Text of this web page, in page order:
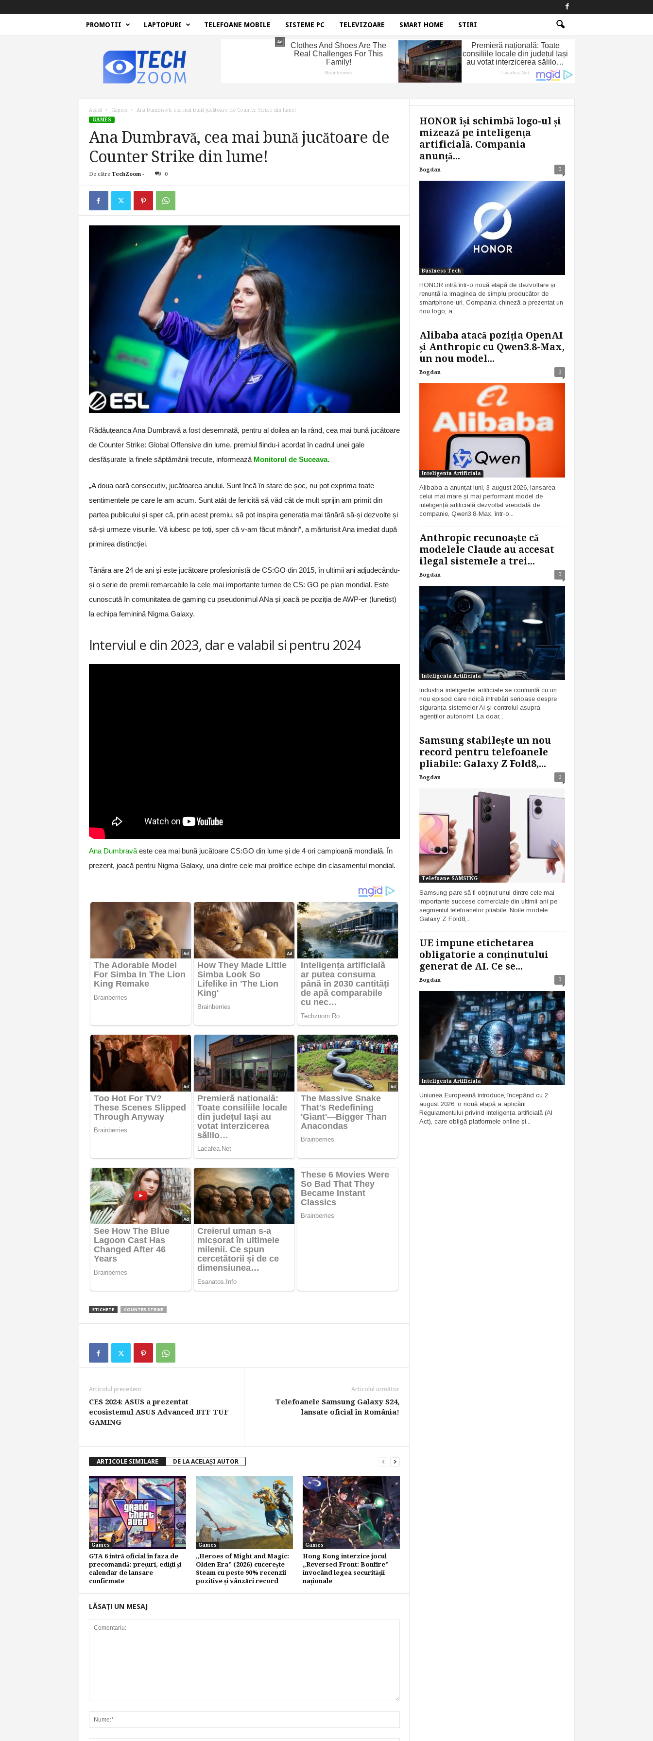
PROMOTII LAPTOPURI TELEFOANE MOBILE SISTEME PC TELEVIZOARE SMART HOME STIRI
Acasă Games
Ana Dumbravă, cea mai bună jucătoare de Counter Strike din lume!
GAMES
Ana Dumbravă, cea mai bună jucătoare de
Counter Strike din lume!
De către TechZoom- 0
Rădăuțeanca Ana Dumbravă a fost desemnată, pentru al doilea an la rând, cea mai bună jucătoare
de Counter Strike: Global Offensive din lume, premiul fiindu-i acordat în cadrul unei gale
desfășurate la finele săptămânii trecute, informează Monitorul de Suceava.
„A doua oară consecutiv, jucătoarea anului. Sunt încă în stare de șoc, nu pot exprima toate
sentimentele pe care le am acum. Sunt atât de fericită să văd cât de mult sprijin am primit din
partea publicului și sper că, prin acest premiu, să pot inspira generația mai tânără să-și dezvolte și
să-și urmeze visurile. Vă iubesc pe toți, sper că v-am făcut mândri”, a mărturisit Ana imediat după
primirea distincției.
Tânăra are 24 de ani și este jucătoare profesionistă de CS:GO din 2015, în ultimii ani adjudecându-
și o serie de premii remarcabile la cele mai importante turnee de CS: GO pe plan mondial. Este
cunoscută în comunitatea de gaming cu pseudonimul ANa și joacă pe poziția de AWP-er (lunetist)
la echipa feminină Nigma Galaxy.
Interviul e din 2023, dar e valabil si pentru 2024
Ana Dumbravăeste cea mai bună jucătoare CS:GO din lume și de 4 ori campioană mondială. În
prezent, joacă pentru Nigma Galaxy, una dintre cele mai prolifice echipe din clasamentul mondial.
ETICHETE COUNTER STRIKE
Articolul precedent
CES 2024: ASUS a prezentat
ecosistemul ASUS Advanced BTF TUF
GAMING
Articolul următor
Telefoanele Samsung Galaxy S24,
lansate oficial în România!
ARTICOLE SIMILARE DE LA ACELAȘI AUTOR
Games
GTA 6 intră oficial în faza de
precomandă: prețuri, ediții și
calendar de lansare
confirmate
Games
„Heroes of Might and Magic:
Olden Era” (2026) cucerește
Steam cu peste 90% recenzii
pozitive și vânzări record
Games
Hong Kong interzice jocul
„Reversed Front: Bonfire”
invocând legea securității
naționale
LĂSAȚI UN MESAJ
HONOR își schimbă logo-ul și
mizează pe inteligența
artificială. Compania
anunță...
Bogdan 0
Business Tech
HONOR intră într-o nouă etapă de dezvoltare și
renunță la imaginea de simplu producător de
smartphone-uri. Compania chineză a prezentat un
nou logo, a...
Alibaba atacă poziția OpenAI
și Anthropic cu Qwen3.8-Max,
un nou model...
Bogdan 0
Inteligenta Artificiala
Alibaba a anunțat luni, 3 august 2026, lansarea
celui mai mare și mai performant model de
inteligență artificială dezvoltat vreodată de
companie, Qwen3.8-Max, într-o...
Anthropic recunoaște că
modelele Claude au accesat
ilegal sistemele a trei...
Bogdan 0
Inteligenta Artificiala
Industria inteligenței artificiale se confruntă cu un
nou episod care ridică întrebări serioase despre
siguranța sistemelor AI și controlul asupra
agenților autonomi. La doar...
Samsung stabilește un nou
record pentru telefoanele
pliabile: Galaxy Z Fold8,...
Bogdan 0
Telefoane SAMSUNG
Samsung pare să fi obținut unul dintre cele mai
importante succese comerciale din ultimii ani pe
segmentul telefoanelor pliabile. Noile modele
Galaxy Z Fold8,...
UE impune etichetarea
obligatorie a conținutului
generat de AI. Ce se...
Bogdan 0
Inteligenta Artificiala
Uniunea Europeană introduce, începând cu 2
august 2026, o nouă etapă a aplicării
Regulamentului privind inteligența artificială (AI
Act), care obligă platformele online și...